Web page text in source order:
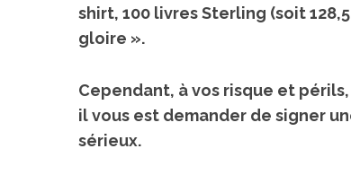
shirt, 100 livres Sterling (soit
gloire ».
Cependant, à vos risque et
il vous est demander de signer
sérieux.